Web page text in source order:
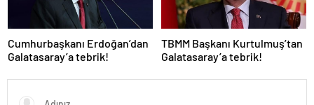
Cumhurbaşkanı Erdoğan’dan
Galatasaray’a tebrik!
TBMM Başkanı Kurtulmuş’tan
Galatasaray’a tebrik!